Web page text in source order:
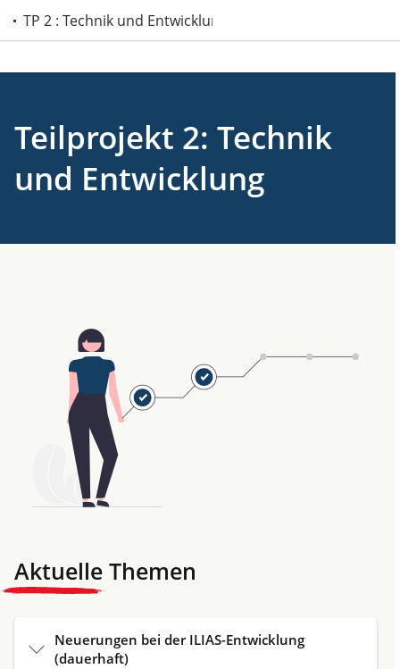
TP 2 : Technik und Entwicklung
Teilprojekt 2: Technik
und Entwicklung
Aktuelle Themen
Neuerungen bei der ILIAS-Entwicklung
(dauerhaft)